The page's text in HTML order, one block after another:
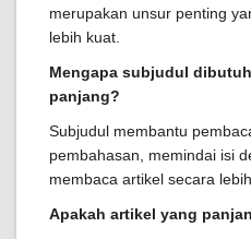
merupakan unsur penting
lebih kuat.
Mengapa subjudul
panjang?
Subjudul membantu
pembahasan, memindai isi
membaca artikel secara
Apakah artikel yang